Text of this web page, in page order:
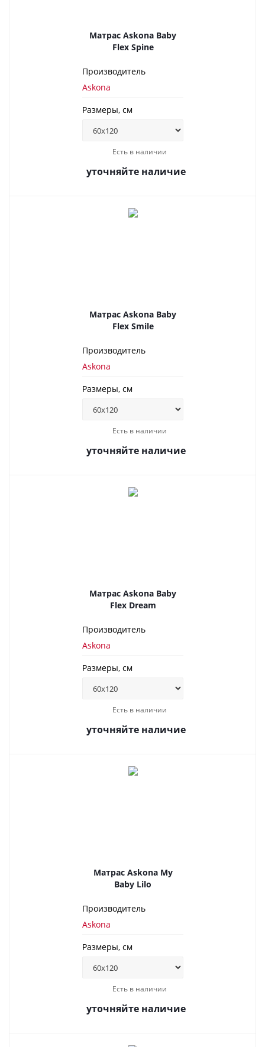
Матрас Askona Baby
Flex Spine
Производитель
Askona
Размеры, см
Есть в наличии
уточняйте наличие
Матрас Askona Baby
Flex Smile
Производитель
Askona
Размеры, см
Есть в наличии
уточняйте наличие
Матрас Askona Baby
Flex Dream
Производитель
Askona
Размеры, см
Есть в наличии
уточняйте наличие
Матрас Askona My
Baby Lilo
Производитель
Askona
Размеры, см
Есть в наличии
уточняйте наличие